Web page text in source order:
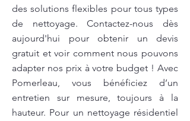
des solutions flexibles pour tous types
de nettoyage. Contactez-nous dès
aujourd'hui pour obtenir un devis
gratuit et voir comment nous pouvons
adapter nos prix à votre budget ! Avec
Pomerleau, vous bénéficiez d’un
entretien sur mesure, toujours à la
hauteur. Pour un nettoyage résidentiel